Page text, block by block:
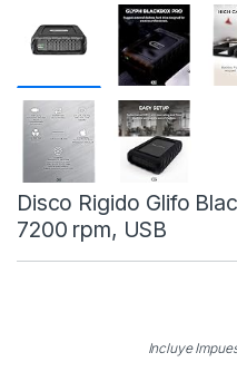
Disco Rigido Glifo
7200 rpm, USB
Incluye